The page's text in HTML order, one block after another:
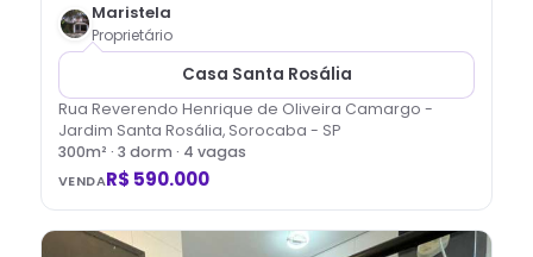
Maristela
Proprietário
Casa Santa Rosália
Rua Reverendo Henrique de Oliveira Camargo -
Jardim Santa Rosália, Sorocaba - SP
300m² · 3 dorm · 4 vagas
VENDAR$ 590.000